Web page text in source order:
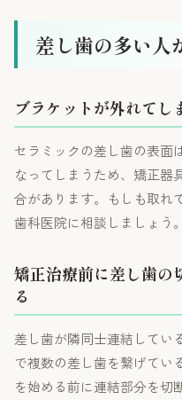
差し歯の多い人
ブラケットが外れてし
セラミックの差し歯の表面
なってしまうため、矯正器
合があります。もしも取れ
歯科医院に相談しましょう。
矯正治療前に差し歯の
る
差し歯が隣同士連結してい
で複数の差し歯を繋げてい
を始める前に連結部分を切